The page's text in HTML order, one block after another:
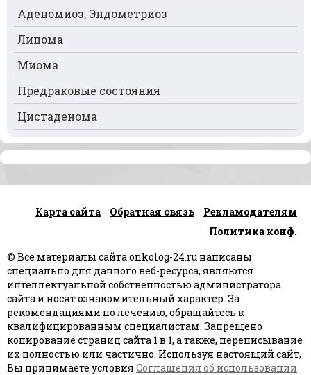
Рак предстательной железы
Рак почек
Рак селезёнки
Рак сердца
Рак спинного мозга
Рак шейки матки
Рак языка
Рак яичников
Плоскоклеточный рак
Аденомиоз, Эндометриоз
Липома
Миома
Предраковые состояния
Цистаденома
Карта сайта Обратная связь
Рекламодателям
Политика конф.
© Все материалы сайта onkolog-24.ru написаны
специально для данного веб-ресурса, являются
интеллектуальной собственностью администратора
сайта и носят ознакомительный характер. За
рекомендациями по лечению, обращайтесь к
квалифицированным специалистам. Запрещено
копирование страниц сайта 1 в 1, а также, переписывание
их полностью или частично. Используя настоящий сайт,
Вы принимаете условия Соглашения об использовании